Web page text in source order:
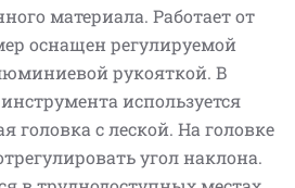
материала. Работает от
оснащен регулируемой
рукояткой. В
используется
головка с леской. На головке
угол наклона.